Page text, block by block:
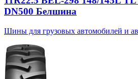
DN500 Белшина
Шины для грузовых автомобилей и